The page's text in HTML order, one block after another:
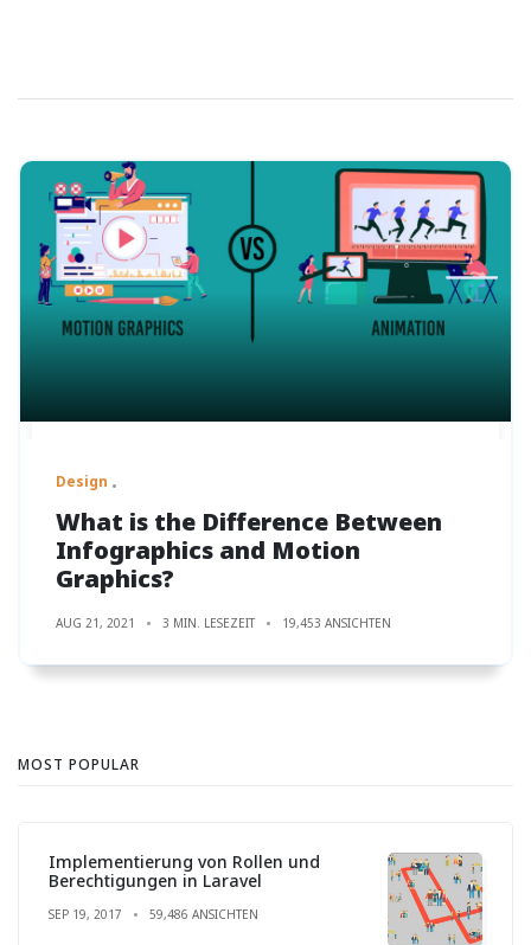
Design
What is the Difference Between
Infographics and Motion
Graphics?
AUG 21, 2021 3 MIN. LESEZEIT 19,453 ANSICHTEN
MOST POPULAR
Implementierung von Rollen und
Berechtigungen in Laravel
SEP 19, 2017 59,486 ANSICHTEN